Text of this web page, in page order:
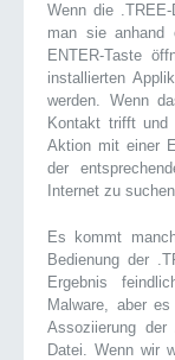
Wenn die
man sie anhand
ENTER-Taste
installierten
werden. Wenn
Kontakt trifft
Aktion mit einer
der
Internet zu
Es kommt
Bedienung der
Ergebnis
Malware, aber
Assoziierung
Datei. Wenn wir